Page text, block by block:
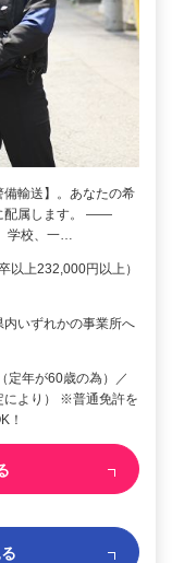
輸送】。あなたの希
配属します。 ――
学校、一…
以上232,000円以上）
いずれかの事業所へ
定年が60歳の為）／
より） ※普通免許を
！